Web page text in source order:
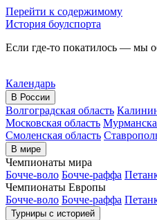
Перейти к содержимому
История боулспорта
Если где-то покатилось — мы
Календарь
В России
Волгоградская область
Московская область
Смоленская область
В мире
Чемпионаты мира
Бочче-воло Бочче-раффа
Чемпионаты Европы
Бочче-воло Бочче-раффа
Турниры с историей